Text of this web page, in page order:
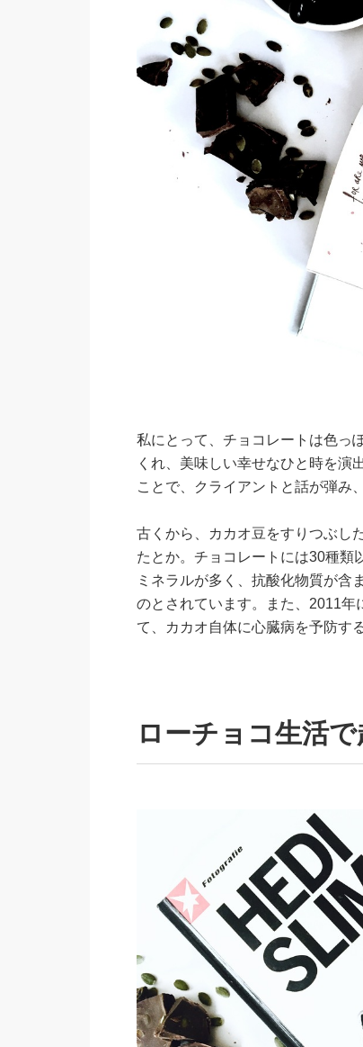
私にとって、チョコレートは色っ
くれ、美味しい幸せなひと時を演
ことで、クライアントと話が弾み
古くから、カカオ豆をすりつぶし
たとか。チョコレートには30種類
ミネラルが多く、抗酸化物質が含
のとされています。また、2011年
て、カカオ自体に心臓病を予防す
ローチョコ生活